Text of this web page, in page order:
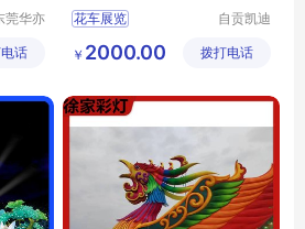
莞华亦
有限公
话
花车展览
花车巡游 彩车花车
自贡凯迪
有限公司
￥ 2000.00 拨打电话